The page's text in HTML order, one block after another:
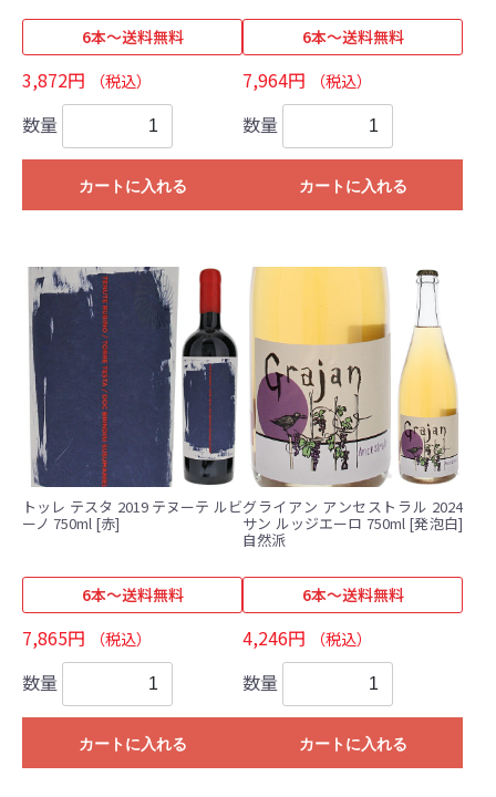
6本～送料無料
3,872円 （税込）
数量
カートに入れる
6本～送料無料
7,964円 （税込）
数量
カートに入れる
トッレ テスタ 2019 テヌーテ ルビ
ーノ 750ml [赤]
6本～送料無料
7,865円 （税込）
数量
カートに入れる
グライアン アンセストラル 2024
サン ルッジエーロ 750ml [発泡白]
自然派
6本～送料無料
4,246円 （税込）
数量
カートに入れる